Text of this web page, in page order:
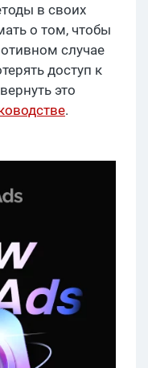
в своих
о том, чтобы
случае
доступ к
это
.